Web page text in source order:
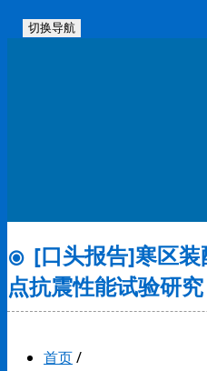
切换导航
[口头报告]寒区
点抗震性能试验研究
首页/